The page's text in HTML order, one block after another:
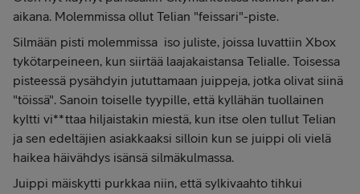
aikana. Molemmissa ollut Telian "feissari"-piste.
Silmään pisti molemmissa iso juliste, joissa luvattiin Xbox
tykötarpeineen, kun siirtää laajakaistansa Telialle. Toisessa
pisteessä pysähdyin jututtamaan juippeja, jotka olivat siinä
"töissä". Sanoin toiselle tyypille, että kyllähän tuollainen
kyltti vi**ttaa hiljaistakin miestä, kun itse olen tullut Telian
ja sen edeltäjien asiakkaaksi silloin kun se juippi oli vielä
haikea häivähdys isänsä silmäkulmassa.
Juippi mäiskytti purkkaa niin, että sylkivaahto tihkui